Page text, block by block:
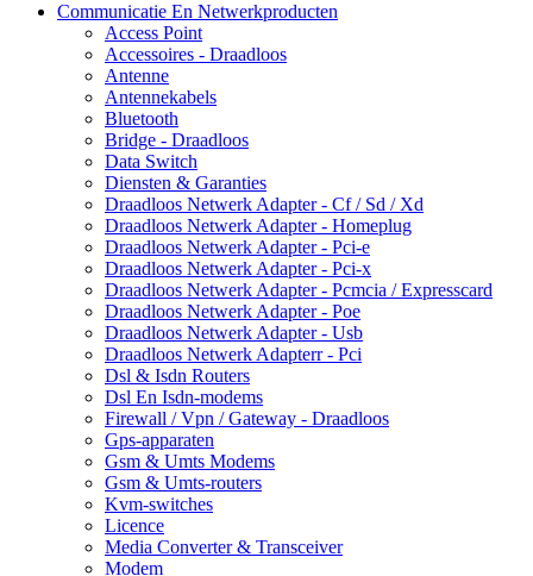
Communicatie En Netwerkproducten
Access Point
Accessoires - Draadloos
Antenne
Antennekabels
Bluetooth
Bridge - Draadloos
Data Switch
Diensten & Garanties
Draadloos Netwerk Adapter - Cf / Sd / Xd
Draadloos Netwerk Adapter - Homeplug
Draadloos Netwerk Adapter - Pci-e
Draadloos Netwerk Adapter - Pci-x
Draadloos Netwerk Adapter - Pcmcia / Expresscard
Draadloos Netwerk Adapter - Poe
Draadloos Netwerk Adapter - Usb
Draadloos Netwerk Adapterr - Pci
Dsl & Isdn Routers
Dsl En Isdn-modems
Firewall / Vpn / Gateway - Draadloos
Gps-apparaten
Gsm & Umts Modems
Gsm & Umts-routers
Kvm-switches
Licence
Media Converter & Transceiver
Modem